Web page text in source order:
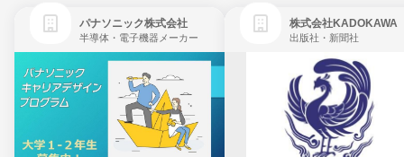
パナソニック株式会社
半導体・電子機器メーカー
株式会社KADOKAWA
出版社・新聞社